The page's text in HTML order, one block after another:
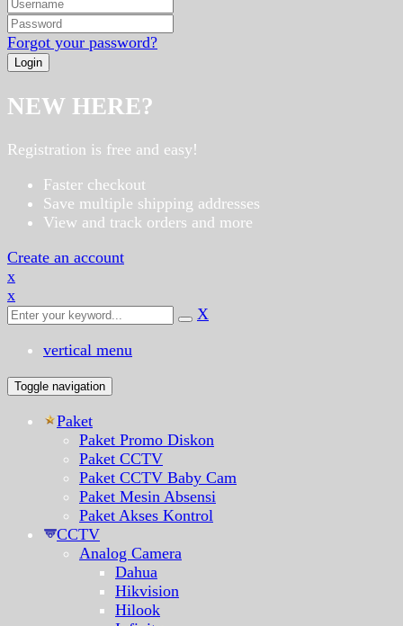
Forgot your password?
NEW HERE?
Registration is free and easy!
Faster checkout
Save multiple shipping addresses
View and track orders and more
Create an account
x
x
X
vertical menu
Toggle navigation
Paket
Paket Promo Diskon
Paket CCTV
Paket CCTV Baby Cam
Paket Mesin Absensi
Paket Akses Kontrol
CCTV
Analog Camera
Dahua
Hikvision
Hilook